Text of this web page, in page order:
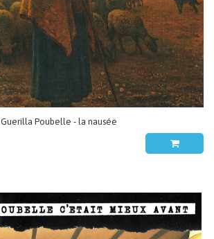
Guerilla Poubelle - la nausée